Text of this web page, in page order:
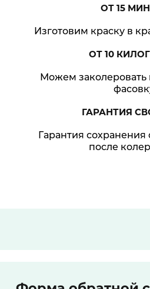
ОТ 15
Изготовим краску в
ОТ 10
Можем
ГАРАНТИЯ
Гарантия сохранения
после